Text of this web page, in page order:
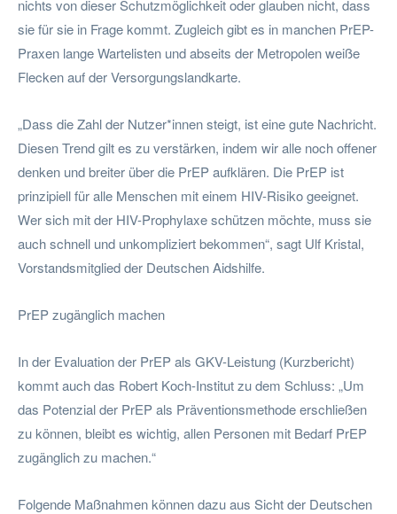
nichts von dieser Schutzmöglichkeit oder glauben nicht, dass
sie für sie in Frage kommt. Zugleich gibt es in manchen PrEP-
Praxen lange Wartelisten und abseits der Metropolen weiße
Flecken auf der Versorgungslandkarte.
„Dass die Zahl der Nutzer*innen steigt, ist eine gute Nachricht.
Diesen Trend gilt es zu verstärken, indem wir alle noch offener
denken und breiter über die PrEP aufklären. Die PrEP ist
prinzipiell für alle Menschen mit einem HIV-Risiko geeignet.
Wer sich mit der HIV-Prophylaxe schützen möchte, muss sie
auch schnell und unkompliziert bekommen“, sagt Ulf Kristal,
Vorstandsmitglied der Deutschen Aidshilfe.
PrEP zugänglich machen
In der Evaluation der PrEP als GKV-Leistung (Kurzbericht)
kommt auch das Robert Koch-Institut zu dem Schluss: „Um
das Potenzial der PrEP als Präventionsmethode erschließen
zu können, bleibt es wichtig, allen Personen mit Bedarf PrEP
zugänglich zu machen.“
Folgende Maßnahmen können dazu aus Sicht der Deutschen